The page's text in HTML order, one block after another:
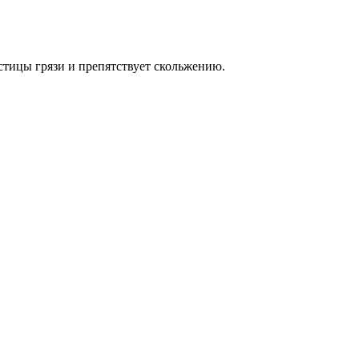
грязи и препятствует скольжению.